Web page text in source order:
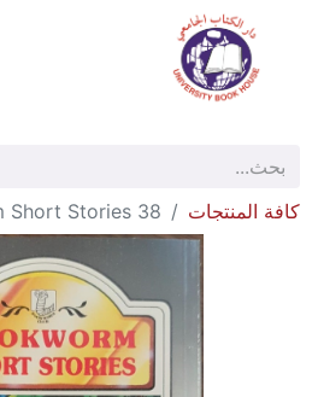
كافة المنتجات Short Stories 38